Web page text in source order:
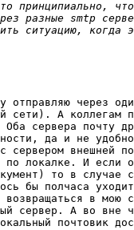
отправляю через
сети). А коллегам
сервера почту
да и не
внешней
локалке. И если
то в случае
бы полчаса
в мою
сервер. А во вне
почтовик